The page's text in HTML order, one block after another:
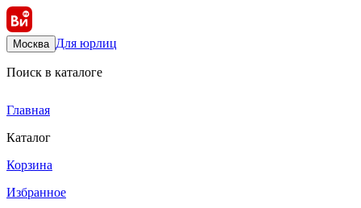
Москва Для юрлиц
Поиск в каталоге
Главная
Каталог
Корзина
Избранное